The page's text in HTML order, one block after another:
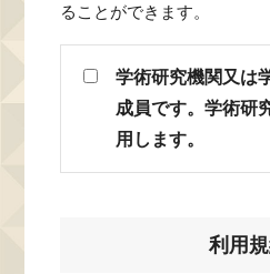
ることができます。
学術研究機関又は
成員です。学術研
用します。
利用